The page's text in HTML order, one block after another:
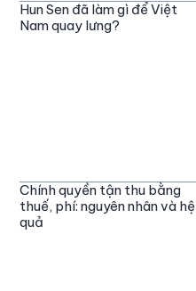
Hun Sen đã làm gì để Việt
Nam quay lưng?
Chính quyền tận thu bằng
thuế, phí: nguyên nhân và hệ
quả